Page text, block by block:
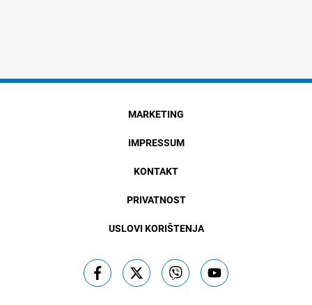
MARKETING
IMPRESSUM
KONTAKT
PRIVATNOST
USLOVI KORIŠTENJA